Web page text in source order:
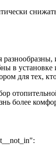
в
для тех,
более